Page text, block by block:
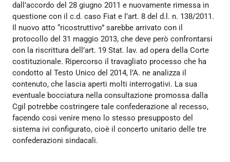
dall’accordo del 28 giugno 2011 e nuovamente rimessa in
questione con il c.d. caso Fiat e l’art. 8 del d.l. n. 138/2011.
Il nuovo atto “ricostruttivo” sarebbe arrivato con il
protocollo del 31 maggio 2013, che deve però confrontarsi
con la riscrittura dell’art. 19 Stat. lav. ad opera della Corte
costituzionale. Ripercorso il travagliato processo che ha
condotto al Testo Unico del 2014, l’A. ne analizza il
contenuto, che lascia aperti molti interrogativi. La sua
eventuale bocciatura nella consultazione promossa dalla
Cgil potrebbe costringere tale confederazione al recesso,
facendo così venire meno lo stesso presupposto del
sistema ivi configurato, cioè il concerto unitario delle tre
confederazioni sindacali.